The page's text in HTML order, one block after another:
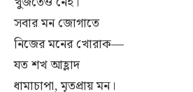
সবার মন জোগাতে
নিজের মনের খোরাক—
যত শখ আহ্লাদ
ধামাচাপা, মৃতপ্রায় মন।